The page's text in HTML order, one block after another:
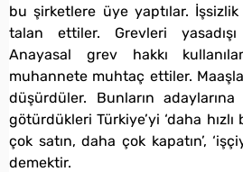
bu şirketlere üye yaptılar.
talan ettiler. Grevleri yasadışı
Anayasal grev hakkı
muhannete muhtaç ettiler.
düşürdüler. Bunların
götürdükleri Türkiye’yi ‘daha hızlı
çok satın, daha çok kapatın’,
demektir.